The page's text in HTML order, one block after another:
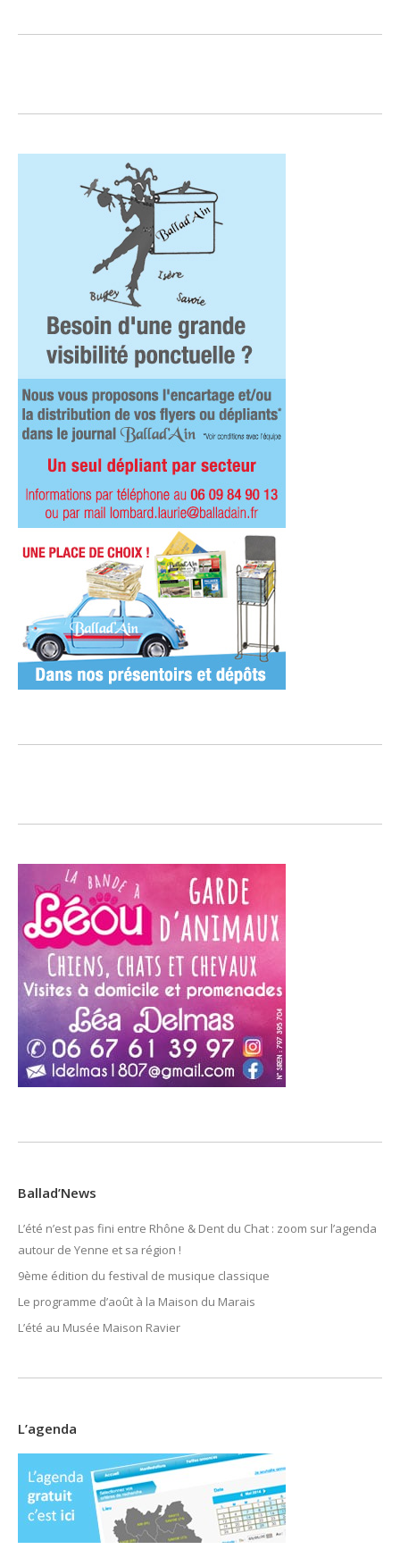
Ballad’News
L’été n’est pas fini entre Rhône & Dent du Chat : zoom sur l’agenda
autour de Yenne et sa région !
9ème édition du festival de musique classique
Le programme d’août à la Maison du Marais
L’été au Musée Maison Ravier
L’agenda